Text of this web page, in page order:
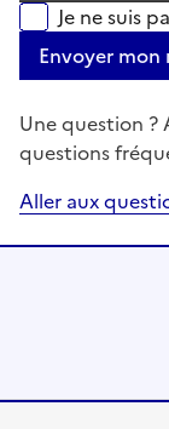
Je ne suis
Envoyer mon
Une question ?
questions
Aller aux